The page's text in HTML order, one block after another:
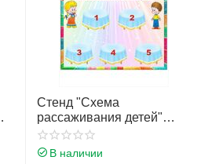
Стенд "Схема
рассаживания детей"
(420х300 мм), ПВХ
В наличии